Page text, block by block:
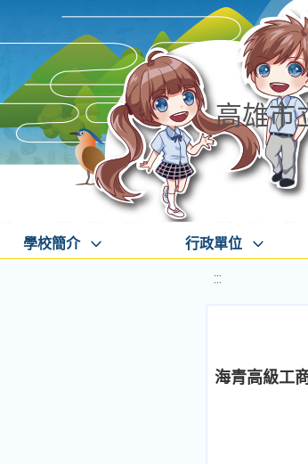
高雄市
學校簡介 行政單位
:::
海青高級工